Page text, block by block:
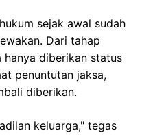
sejak awal sudah
Dari tahap
diberikan status
penuntutan jaksa,
diberikan.
keluarga," tegas